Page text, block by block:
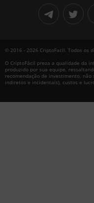
© 2016 - 2026 CriptoFacil. Todos os
O CriptoFácil preza a qualidade da
produzido por sua equipe,
recomendação de investimento,
indiretos e incidentais), custos e